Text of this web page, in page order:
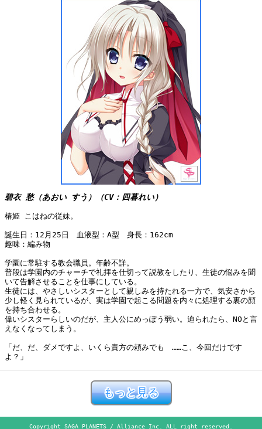
碧衣 愁（あおい すう）（CV：四暮れい）
椿姫 こはねの従妹。
誕生日：12月25日 血液型：A型 身長：162cm
趣味：編み物
学園に常駐する教会職員。年齢不詳。
普段は学園内のチャーチで礼拝を仕切って説教をしたり、生徒の悩みを聞
いて告解させることを仕事にしている。
生徒には、やさしいシスターとして親しみを持たれる一方で、気安さから
少し軽く見られているが、実は学園で起こる問題を内々に処理する裏の顔
を持ち合わせる。
偉いシスターらしいのだが、主人公にめっぽう弱い。迫られたら、NOと言
えなくなってしまう。
「だ、だ、ダメですよ、いくら貴方の頼みでも ……こ、今回だけです
よ？」
Copyright SAGA PLANETS / Alliance Inc. ALL right reserved.